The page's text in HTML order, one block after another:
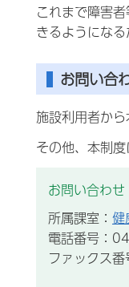
これまで障害
きるようにな
お問い合
施設利用者か
その他、本制
お問い合わせ
所属課室： 健
電話番号：
ファックス